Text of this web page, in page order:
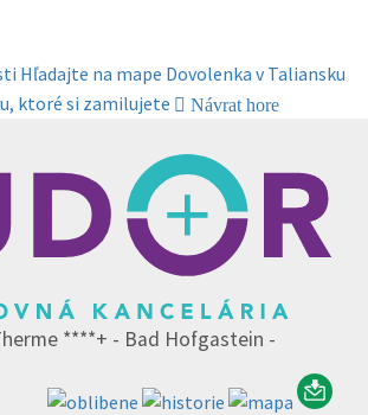
Hľadajte na mape Dovolenka v Taliansku
ktoré si zamilujete
Návrat hore
****+ - Bad Hofgastein -